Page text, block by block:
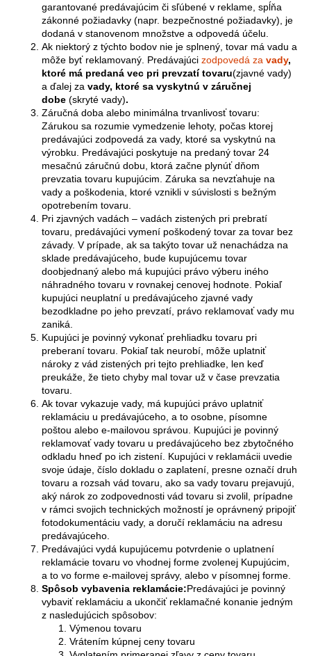
garantované predávajúcim či sľúbené v reklame, spĺňa
zákonné požiadavky (napr. bezpečnostné požiadavky), je
dodaná v stanovenom množstve a odpovedá účelu.
Ak niektorý z týchto bodov nie je splnený, tovar má vadu a
môže byť reklamovaný. Predávajúci zodpovedá za vady,
ktoré má predaná vec pri prevzatí tovaru(zjavné vady)
a ďalej za vady, ktoré sa vyskytnú v záručnej
dobe (skryté vady).
Záručná doba alebo minimálna trvanlivosť tovaru:
Zárukou sa rozumie vymedzenie lehoty, počas ktorej
predávajúci zodpovedá za vady, ktoré sa vyskytnú na
výrobku. Predávajúci poskytuje na predaný tovar 24
mesačnú záručnú dobu, ktorá začne plynúť dňom
prevzatia tovaru kupujúcim. Záruka sa nevzťahuje na
vady a poškodenia, ktoré vznikli v súvislosti s bežným
opotrebením tovaru.
Pri zjavných vadách – vadách zistených pri prebratí
tovaru, predávajúci vymení poškodený tovar za tovar bez
závady. V prípade, ak sa takýto tovar už nenachádza na
sklade predávajúceho, bude kupujúcemu tovar
doobjednaný alebo má kupujúci právo výberu iného
náhradného tovaru v rovnakej cenovej hodnote. Pokiaľ
kupujúci neuplatní u predávajúceho zjavné vady
bezodkladne po jeho prevzatí, právo reklamovať vady mu
zaniká.
Kupujúci je povinný vykonať prehliadku tovaru pri
preberaní tovaru. Pokiaľ tak neurobí, môže uplatniť
nároky z vád zistených pri tejto prehliadke, len keď
preukáže, že tieto chyby mal tovar už v čase prevzatia
tovaru.
Ak tovar vykazuje vady, má kupujúci právo uplatniť
reklamáciu u predávajúceho, a to osobne, písomne
poštou alebo e-mailovou správou. Kupujúci je povinný
reklamovať vady tovaru u predávajúceho bez zbytočného
odkladu hneď po ich zistení. Kupujúci v reklamácii uvedie
svoje údaje, číslo dokladu o zaplatení, presne označí druh
tovaru a rozsah vád tovaru, ako sa vady tovaru prejavujú,
aký nárok zo zodpovednosti vád tovaru si zvolil, prípadne
v rámci svojich technických možností je oprávnený pripojiť
fotodokumentáciu vady, a doručí reklamáciu na adresu
predávajúceho.
Predávajúci vydá kupujúcemu potvrdenie o uplatnení
reklamácie tovaru vo vhodnej forme zvolenej Kupujúcim,
a to vo forme e-mailovej správy, alebo v písomnej forme.
Spôsob vybavenia reklamácie:Predávajúci je povinný
vybaviť reklamáciu a ukončiť reklamačné konanie jedným
z nasledujúcich spôsobov:
Výmenou tovaru
Vrátením kúpnej ceny tovaru